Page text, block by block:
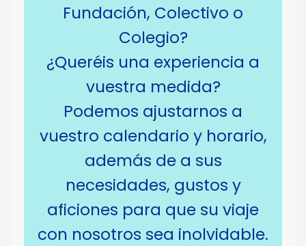
Fundación, Colectivo o
Colegio?
¿Queréis una experiencia a
vuestra medida?
Podemos ajustarnos a
vuestro calendario y horario,
además de a sus
necesidades, gustos y
aficiones para que su viaje
con nosotros sea inolvidable.